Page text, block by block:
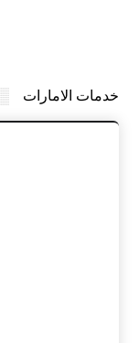
خدمات الامارات